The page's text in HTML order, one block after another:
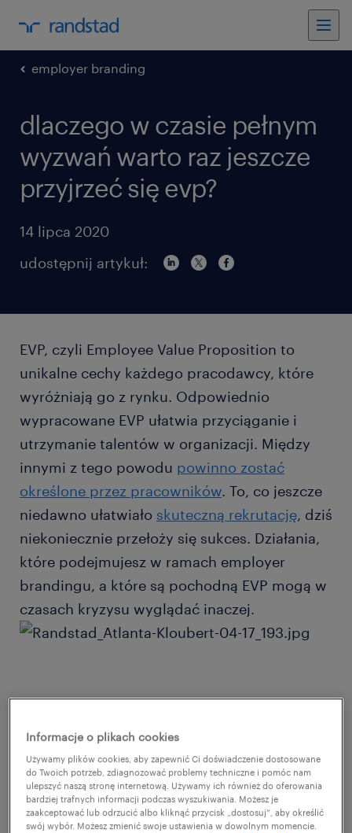
employer branding
dlaczego w czasie pełnym
wyzwań warto raz jeszcze
przyjrzeć się evp?
14 lipca 2020
udostępnij artykuł:
EVP, czyli Employee Value Proposition to
unikalne cechy każdego pracodawcy, które
wyróżniają go z rynku. Odpowiednio
wypracowane EVP ułatwia przyciąganie i
utrzymanie talentów w organizacji. Między
innymi z tego powodu powinno zostać
określone przez pracowników. To, co jeszcze
niedawno ułatwiało skuteczną rekrutację, dziś
niekoniecznie przełoży się sukces. Działania,
które podejmujesz w ramach employer
brandingu, a które są pochodną EVP mogą w
czasach kryzysu wyglądać inaczej.
Informacje o plikach cookies
Używamy plików cookies, aby zapewnić Ci doświadczenie dostosowane
do Twoich potrzeb, zdiagnozować problemy techniczne i pomóc nam
ulepszyć naszą stronę internetową. Używamy ich również do oferowania
bardziej trafnych informacji podczas wyszukiwania. Możesz je
zaakceptować lub odrzucić albo kliknąć przycisk „dostosuj”, aby określić
swój wybór. Możesz zmienić swoje ustawienia w dowolnym momencie.